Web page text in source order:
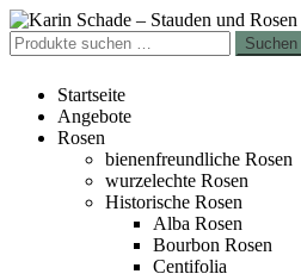
Zur
Navigation
springen
Zum
Inhalt
springen
Suchen
nach:
Suchen
Startseite
Angebote
Rosen
bienenfreundliche Rosen
wurzelechte Rosen
Historische Rosen
Alba Rosen
Bourbon Rosen
Centifolia